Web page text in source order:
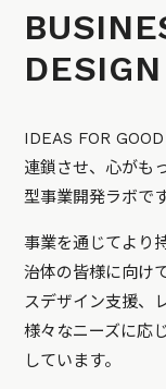
IDEAS FOR
連鎖させ、心がも
型事業開発ラボです
事業を通じてより
治体の皆様に向け
スデザイン支援、
様々なニーズに応
しています。